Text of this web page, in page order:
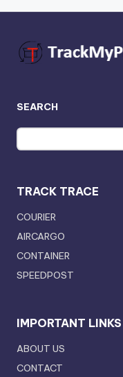
SEARCH
TRACK TRACE
COURIER
AIRCARGO
CONTAINER
SPEEDPOST
IMPORTANT LINKS
ABOUT US
CONTACT